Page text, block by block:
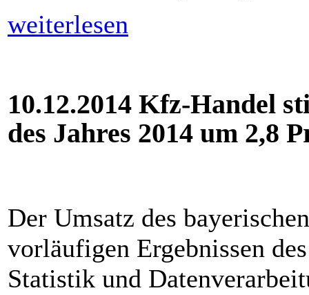
weiterlesen
10.12.2014 Kfz-Handel
des Jahres 2014 um 2,8
Der Umsatz des
vorläufigen Ergebnissen
Statistik und